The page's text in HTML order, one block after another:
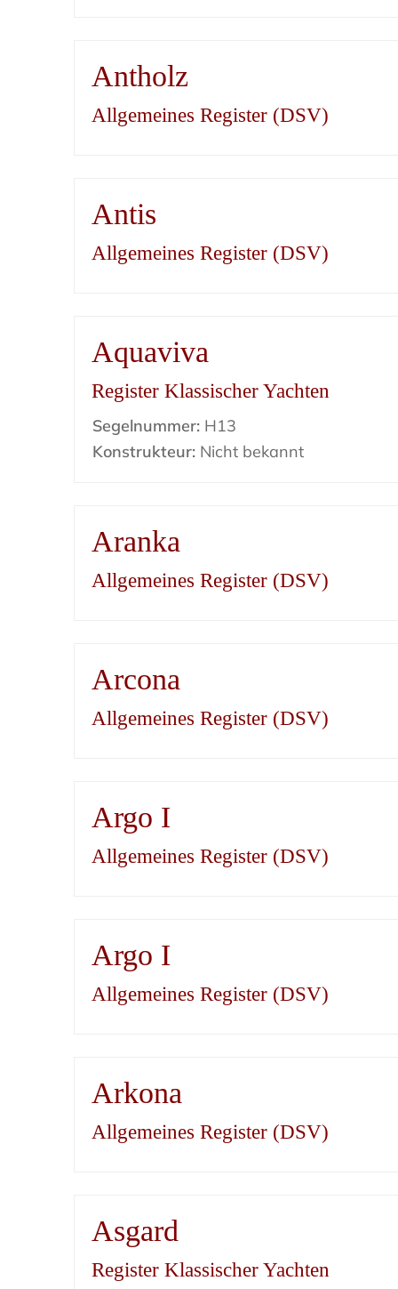
Antholz
Allgemeines Register (DSV)
Antis
Allgemeines Register (DSV)
Aquaviva
Register Klassischer Yachten
Segelnummer: H13
Konstrukteur: Nicht bekannt
Aranka
Allgemeines Register (DSV)
Arcona
Allgemeines Register (DSV)
Argo I
Allgemeines Register (DSV)
Argo I
Allgemeines Register (DSV)
Arkona
Allgemeines Register (DSV)
Asgard
Register Klassischer Yachten